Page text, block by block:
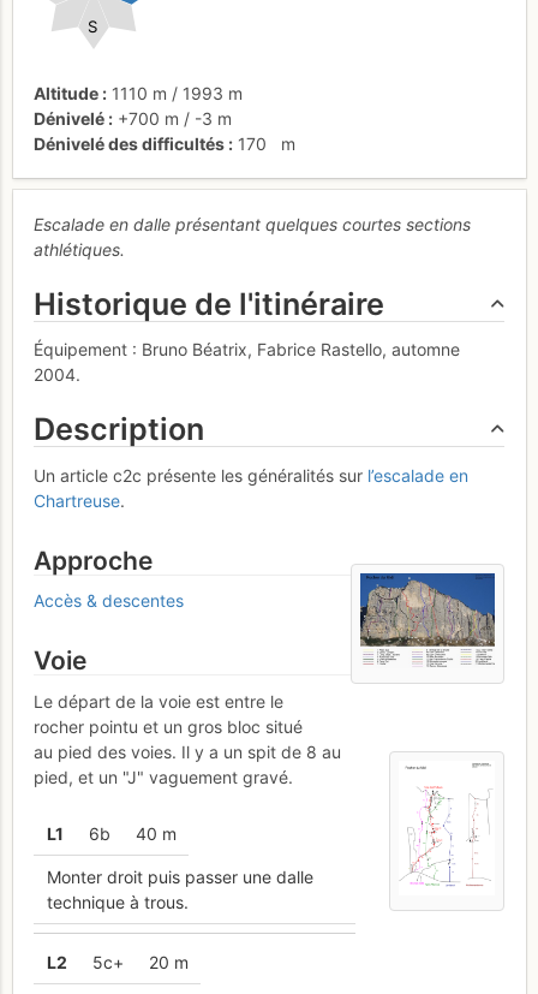
S
Altitude 1110 m / 1993 m
Dénivelé
+700 m / -3 m
Dénivelé des difficultés
170 m
Escalade en dalle présentant quelques courtes sections
athlétiques.
Historique de l'itinéraire
Équipement : Bruno Béatrix, Fabrice Rastello, automne
2004.
Description
Un article c2c présente les généralités sur l’escalade en
Chartreuse.
Approche
Accès & descentes
Voie
Le départ de la voie est entre le
rocher pointu et un gros bloc situé
au pied des voies. Il y a un spit de 8 au
pied, et un "J" vaguement gravé.
L1 6b 40 m
Monter droit puis passer une dalle
technique à trous.
L2 5c+ 20 m